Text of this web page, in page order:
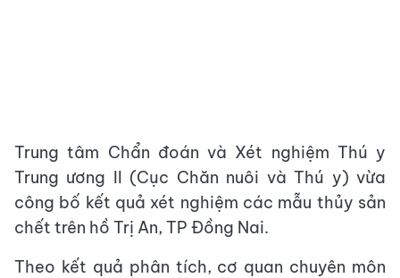
Trung tâm Chẩn đoán và Xét nghiệm Thú y
Trung ương II (Cục Chăn nuôi và Thú y) vừa
công bố kết quả xét nghiệm các mẫu thủy sản
chết trên hồ Trị An, TP Đồng Nai.
Theo kết quả phân tích, cơ quan chuyên môn